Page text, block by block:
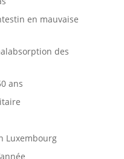
en mauvaise
des
ans
Luxembourg